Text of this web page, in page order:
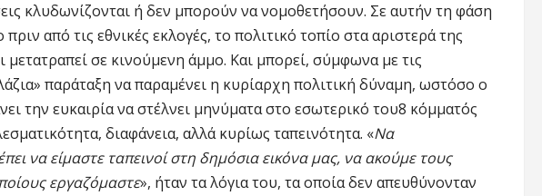
κλυδωνίζονται ή δεν μπορούν να νομοθετήσουν. Σε αυτήν τη φάση
από τις εθνικές εκλογές, το πολιτικό τοπίο στα αριστερά της
μετατραπεί σε κινούμενη άμμο. Και μπορεί, σύμφωνα με τις
παράταξη να παραμένει η κυρίαρχη πολιτική δύναμη, ωστόσο ο
την ευκαιρία να στέλνει μηνύματα στο εσωτερικό του8 κόμματός
διαφάνεια, αλλά κυρίως ταπεινότητα. «Να
να είμαστε ταπεινοί στη δημόσια εικόνα μας, να ακούμε τους
εργαζόμαστε», ήταν τα λόγια του, τα οποία δεν απευθύνονταν